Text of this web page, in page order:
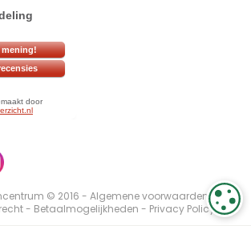
© 2016 - Algemene voorwaarden-
- Betaalmogelijkheden - Privacy Policy